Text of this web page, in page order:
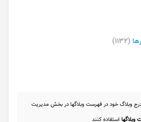
(۱۱۳۲)
درج وبلاگ خود در فهرست وبلاگها در بخش مدیریت
وبلاگها استفاده کنند